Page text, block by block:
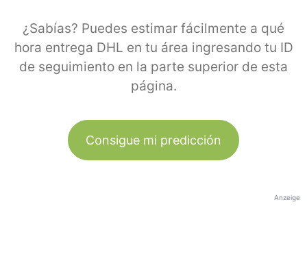
¿Sabías? Puedes estimar fácilmente a qué
hora entrega DHL en tu área ingresando tu ID
de seguimiento en la parte superior de esta
página.
Consigue mi predicción
Anzeige